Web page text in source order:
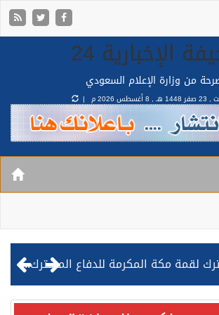
الإخبارية 24
وزارة الإعلام السعودي
8 أغسطس 2026 م |
البيان المشترك لقمة مكة المكرمة للدفاع المشترك بين المملكة وتركيا وباكستان
قيادة القوات المشتركة للتحالف: نفذنا عملية رد عسكري متناسبة لأهداف عسكرية مشروعة تابعة للمليشيا الحوثية الإرهابية في محافظة الحديدة